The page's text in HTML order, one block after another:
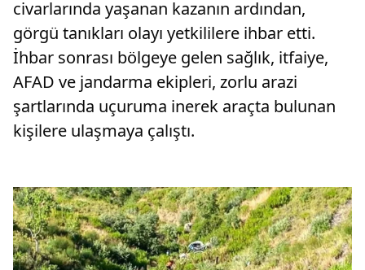
civarlarında yaşanan kazanın ardından,
görgü tanıkları olayı yetkililere ihbar etti.
İhbar sonrası bölgeye gelen sağlık, itfaiye,
AFAD ve jandarma ekipleri, zorlu arazi
şartlarında uçuruma inerek araçta bulunan
kişilere ulaşmaya çalıştı.